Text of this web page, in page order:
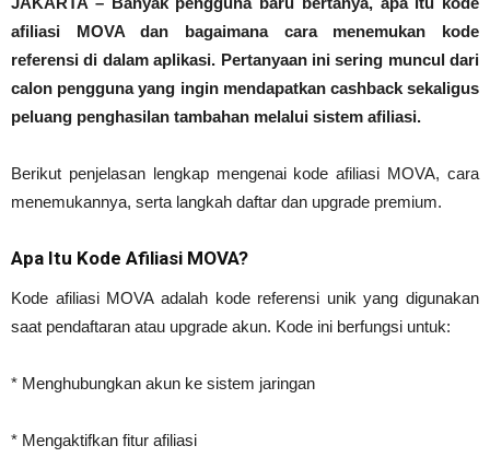
afiliasi MOVA dan bagaimana cara menemukan kode
referensi di dalam aplikasi. Pertanyaan ini sering muncul dari
calon pengguna yang ingin mendapatkan cashback sekaligus
peluang penghasilan tambahan melalui sistem afiliasi.
Berikut penjelasan lengkap mengenai kode afiliasi MOVA, cara
menemukannya, serta langkah daftar dan upgrade premium.
Apa Itu Kode Afiliasi MOVA?
Kode afiliasi MOVA adalah kode referensi unik yang digunakan
saat pendaftaran atau upgrade akun. Kode ini berfungsi untuk:
* Menghubungkan akun ke sistem jaringan
* Mengaktifkan fitur afiliasi